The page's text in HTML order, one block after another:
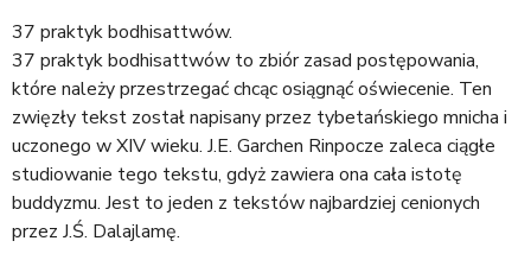
37 praktyk bodhisattwów.
37 praktyk bodhisattwów to zbiór zasad postępowania,
które należy przestrzegać chcąc osiągnąć oświecenie. Ten
zwięzły tekst został napisany przez tybetańskiego mnicha i
uczonego w XIV wieku. J.E. Garchen Rinpocze zaleca ciągłe
studiowanie tego tekstu, gdyż zawiera ona cała istotę
buddyzmu. Jest to jeden z tekstów najbardziej cenionych
przez J.Ś. Dalajlamę.